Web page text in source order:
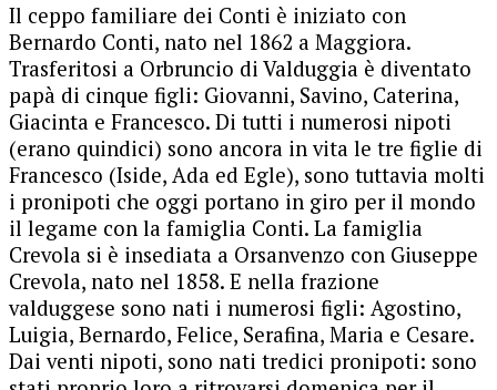
Il ceppo familiare dei Conti è iniziato con
Bernardo Conti, nato nel 1862 a Maggiora.
Trasferitosi a Orbruncio di Valduggia è diventato
papà di cinque figli: Giovanni, Savino, Caterina,
Giacinta e Francesco. Di tutti i numerosi nipoti
(erano quindici) sono ancora in vita le tre figlie di
Francesco (Iside, Ada ed Egle), sono tuttavia molti
i pronipoti che oggi portano in giro per il mondo
il legame con la famiglia Conti. La famiglia
Crevola si è insediata a Orsanvenzo con Giuseppe
Crevola, nato nel 1858. E nella frazione
valduggese sono nati i numerosi figli: Agostino,
Luigia, Bernardo, Felice, Serafina, Maria e Cesare.
Dai venti nipoti, sono nati tredici pronipoti: sono